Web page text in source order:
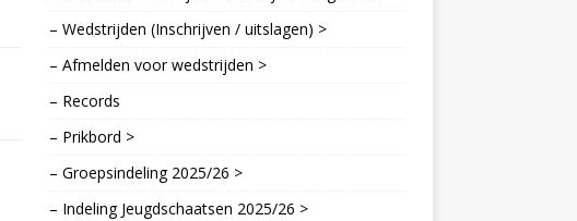
– Wedstrijden (Inschrijven / uitslagen) >
– Afmelden voor wedstrijden >
– Records
– Prikbord >
– Groepsindeling 2025/26 >
– Indeling Jeugdschaatsen 2025/26 >